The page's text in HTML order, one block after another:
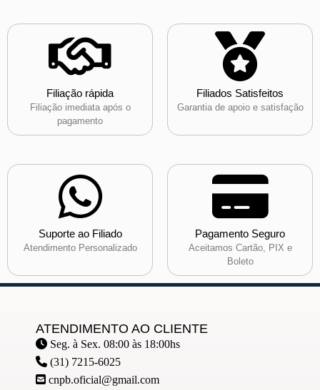
Filiação rápida
Filiação imediata após o
pagamento
Filiados Satisfeitos
Garantia de apoio e satisfação
Suporte ao Filiado
Atendimento Personalizado
Pagamento Seguro
Aceitamos Cartão, PIX e
Boleto
ATENDIMENTO AO CLIENTE
Seg. à Sex. 08:00 às 18:00hs
(31) 7215-6025
cnpb.oficial@gmail.com